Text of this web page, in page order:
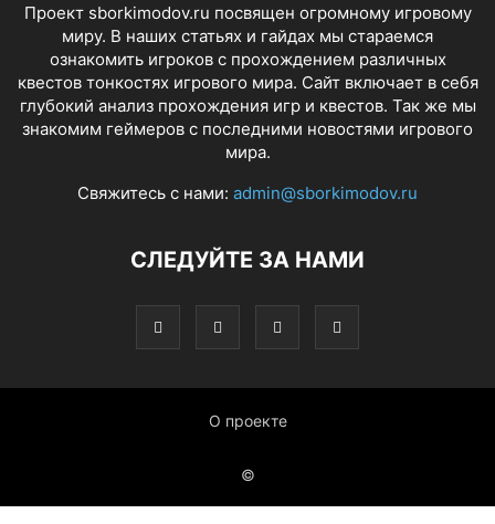
Проект sborkimodov.ru посвящен огромному игровому
миру. В наших статьях и гайдах мы стараемся
ознакомить игроков с прохождением различных
квестов тонкостях игрового мира. Сайт включает в себя
глубокий анализ прохождения игр и квестов. Так же мы
знакомим геймеров с последними новостями игрового
мира.
Свяжитесь с нами: admin@sborkimodov.ru
СЛЕДУЙТЕ ЗА НАМИ
О проекте
©